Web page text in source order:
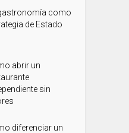
gastronomía como
de Estado
abrir un
sin
diferenciar un